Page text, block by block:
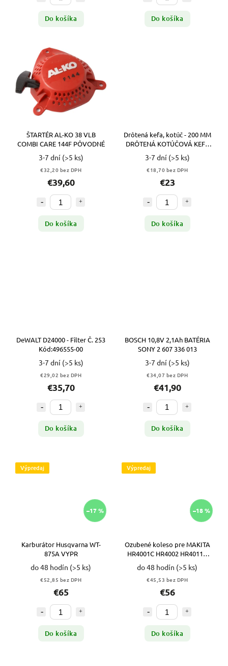
Do košíka Do košíka
ŠTARTÉR AL-KO 38 VLB
COMBI CARE 144F PÔVODNÉ
3-7 dní (>5 ks)
€32,20 bez DPH
€39,60
Do košíka
Drôtená kefa, kotúč - 200 MM
DRÔTENÁ KOTÚČOVÁ KEFA
PRE BRÚSKU
3-7 dní (>5 ks)
€18,70 bez DPH
€23
Do košíka
DeWALT D24000 - Filter Č. 253
Kód:496555-00
3-7 dní (>5 ks)
€29,02 bez DPH
€35,70
Do košíka
BOSCH 10,8V 2,1Ah BATÉRIA
SONY 2 607 336 013
3-7 dní (>5 ks)
€34,07 bez DPH
€41,90
Do košíka
Výpredaj
–17 %
Karburátor Husqvarna WT-
875A VYPR
do 48 hodín (>5 ks)
€52,85 bez DPH
€65
Do košíka
Výpredaj
–18 %
Ozubené koleso pre MAKITA
HR4001C HR4002 HR4011C
135508-6 VYPR
do 48 hodín (>5 ks)
€45,53 bez DPH
€56
Do košíka